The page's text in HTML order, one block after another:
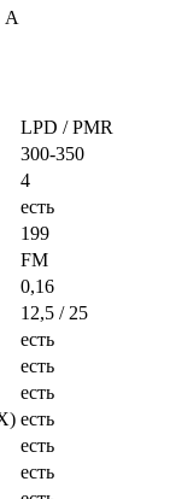
А
LPD / PMR
300-350
4
есть
199
FM
0,16
12,5 / 25
есть
есть
есть
есть
есть
есть